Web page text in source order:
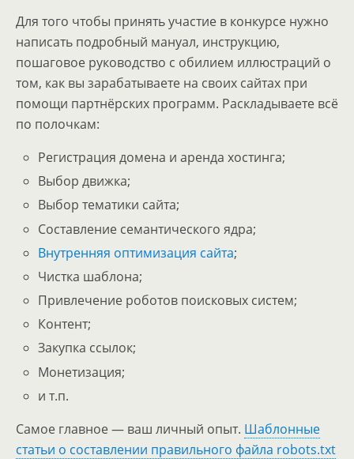
Для того чтобы принять участие в конкурсе нужно
написать подробный мануал, инструкцию,
пошаговое руководство с обилием иллюстраций о
том, как вы зарабатываете на своих сайтах при
помощи партнёрских программ. Раскладываете всё
по полочкам:
Регистрация домена и аренда хостинга;
Выбор движка;
Выбор тематики сайта;
Составление семантического ядра;
Внутренняя оптимизация сайта;
Чистка шаблона;
Привлечение роботов поисковых систем;
Контент;
Закупка ссылок;
Монетизация;
и т.п.
Самое главное — ваш личный опыт. Шаблонные
статьи о составлении правильного файла robots.txt